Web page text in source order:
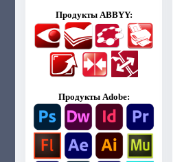
Продукты ABBYY:
Продукты Adobe: